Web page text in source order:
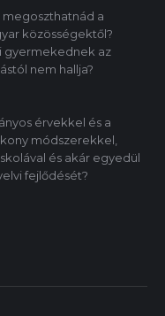
a
közösségektől?
gyermekednek az
nem hallja?
érvekkel és a
módszerekkel,
és akár egyedül
fejlődését?